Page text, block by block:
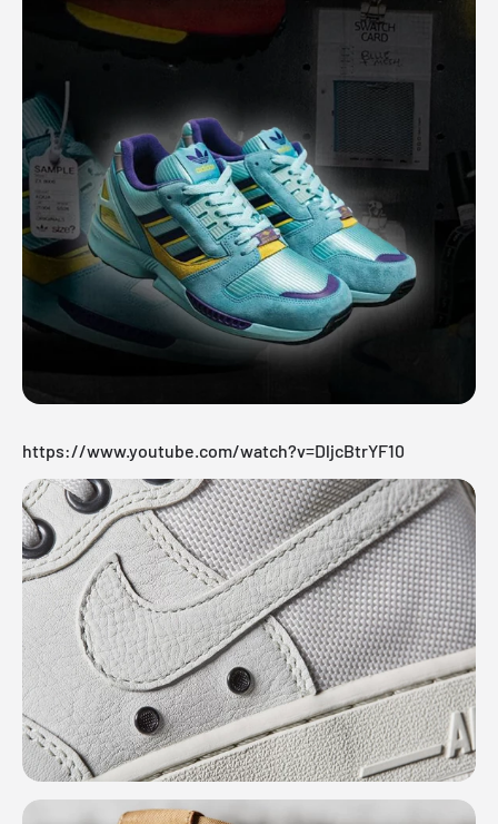
https://www.youtube.com/watch?v=DljcBtrYF10